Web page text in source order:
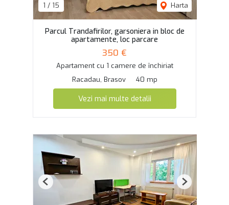
1 / 15 Harta
Parcul Trandafirilor, garsoniera in bloc de
apartamente, loc parcare
350 €
Apartament cu 1 camere de închiriat
Racadau, Brasov
40 mp
Vezi mai multe detalii
Previous Next